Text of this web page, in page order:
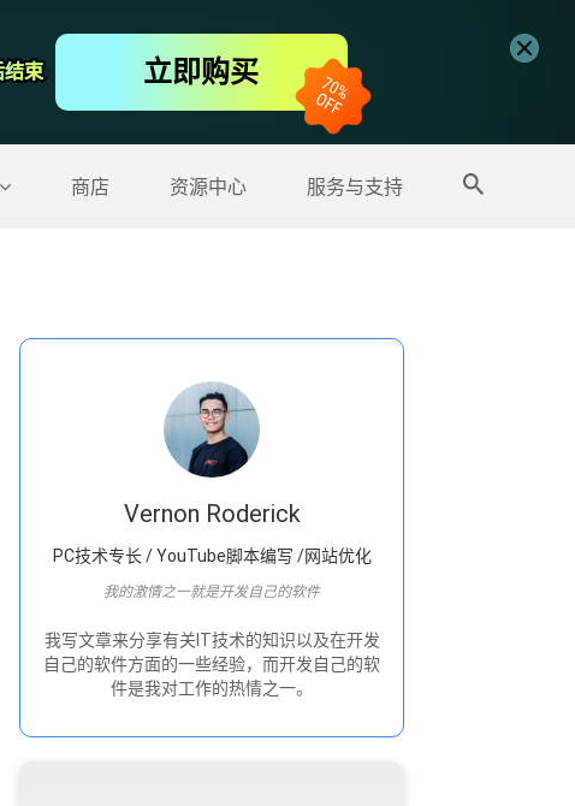
结束
结束 立即购买
商店 资源中心 服务与支持
师
更多产品
Vernon Roderick
PC技术专长 / YouTube脚本编写 /网站优化
我的激情之一就是开发自己的软件
我写文章来分享有关IT技术的知识以及在开发
自己的软件方面的一些经验，而开发自己的软
件是我对工作的热情之一。